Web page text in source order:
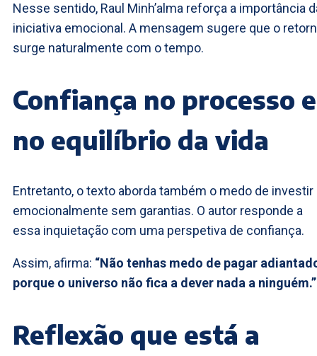
Nesse sentido, Raul Minh’alma reforça a importância
iniciativa emocional. A mensagem sugere que o
surge naturalmente com o tempo.
Confiança no processo e
no equilíbrio da vida
Entretanto, o texto aborda também o medo de investir
emocionalmente sem garantias. O autor responde a
essa inquietação com uma perspetiva de confiança.
Assim, afirma: “Não tenhas medo de pagar
porque o universo não fica a dever nada a ninguém.”
Reflexão que está a